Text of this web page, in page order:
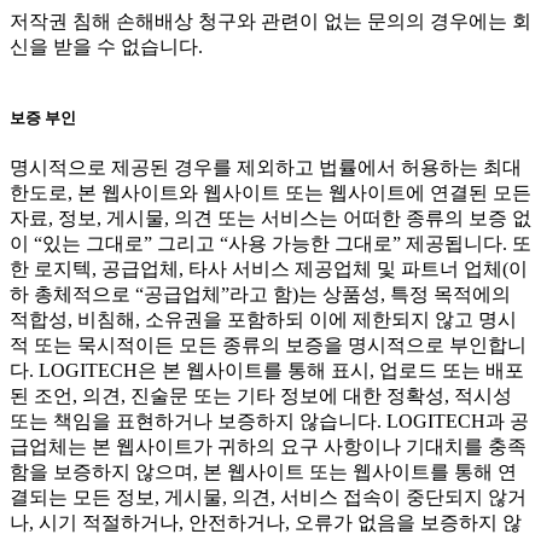
저작권 침해 손해배상 청구와 관련이 없는 문의의 경우에는 회
신을 받을 수 없습니다.
보증 부인
명시적으로 제공된 경우를 제외하고 법률에서 허용하는 최대
한도로, 본 웹사이트와 웹사이트 또는 웹사이트에 연결된 모든
자료, 정보, 게시물, 의견 또는 서비스는 어떠한 종류의 보증 없
이 “있는 그대로” 그리고 “사용 가능한 그대로” 제공됩니다. 또
한 로지텍, 공급업체, 타사 서비스 제공업체 및 파트너 업체(이
하 총체적으로 “공급업체”라고 함)는 상품성, 특정 목적에의
적합성, 비침해, 소유권을 포함하되 이에 제한되지 않고 명시
적 또는 묵시적이든 모든 종류의 보증을 명시적으로 부인합니
다. LOGITECH은 본 웹사이트를 통해 표시, 업로드 또는 배포
된 조언, 의견, 진술문 또는 기타 정보에 대한 정확성, 적시성
또는 책임을 표현하거나 보증하지 않습니다. LOGITECH과 공
급업체는 본 웹사이트가 귀하의 요구 사항이나 기대치를 충족
함을 보증하지 않으며, 본 웹사이트 또는 웹사이트를 통해 연
결되는 모든 정보, 게시물, 의견, 서비스 접속이 중단되지 않거
나, 시기 적절하거나, 안전하거나, 오류가 없음을 보증하지 않